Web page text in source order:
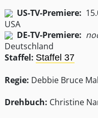
US-TV-Premiere:
DE-TV-Premiere:
Staffel: Staffel 37
Regie: Debbie Bruce
Drehbuch: Christine